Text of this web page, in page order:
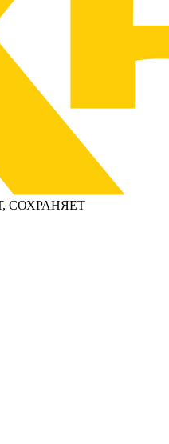
СОХРАНЯЕТ